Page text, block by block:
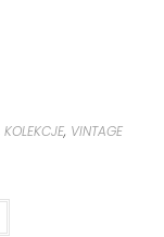
KOLEKCJE, VINTAGE